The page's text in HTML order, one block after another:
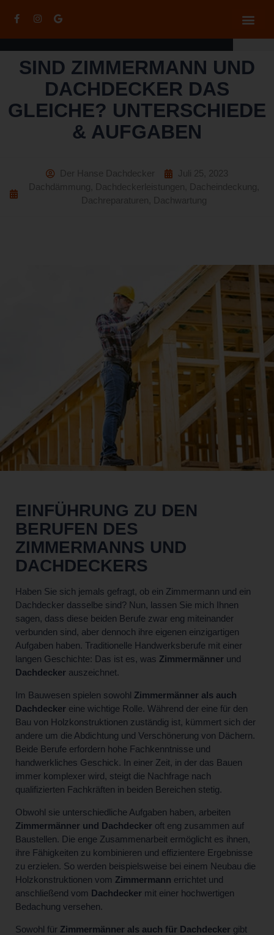
SIND ZIMMERMANN UND
DACHDECKER DAS
GLEICHE? UNTERSCHIEDE
& AUFGABEN
Der Hanse Dachdecker
Juli 25, 2023
Dachdämmung
Dachdeckerleistungen Dacheindeckung
Dachreparaturen
Dachwartung
EINFÜHRUNG ZU DEN
BERUFEN DES
ZIMMERMANNS UND
DACHDECKERS
Haben Sie sich jemals gefragt, ob ein Zimmermann und ein
Dachdecker dasselbe sind? Nun, lassen Sie mich Ihnen
sagen, dass diese beiden Berufe zwar eng miteinander
verbunden sind, aber dennoch ihre eigenen einzigartigen
Aufgaben haben. Traditionelle Handwerksberufe mit einer
langen Geschichte: Das ist es, was Zimmermänner und
Dachdecker auszeichnet.
Im Bauwesen spielen sowohl Zimmermänner als auch
Dachdecker eine wichtige Rolle. Während der eine für den
Bau von Holzkonstruktionen zuständig ist, kümmert sich der
andere um die Abdichtung und Verschönerung von Dächern.
Beide Berufe erfordern hohe Fachkenntnisse und
handwerkliches Geschick. In einer Zeit, in der das Bauen
immer komplexer wird, steigt die Nachfrage nach
qualifizierten Fachkräften in beiden Bereichen stetig.
Obwohl sie unterschiedliche Aufgaben haben, arbeiten
Zimmermänner und Dachdecker oft eng zusammen auf
Baustellen. Die enge Zusammenarbeit ermöglicht es ihnen,
ihre Fähigkeiten zu kombinieren und effizientere Ergebnisse
zu erzielen. So werden beispielsweise bei einem Neubau die
Holzkonstruktionen vom Zimmermann errichtet und
anschließend vom Dachdecker mit einer hochwertigen
Bedachung versehen.
Sowohl für Zimmermänner als auch für Dachdecker gibt